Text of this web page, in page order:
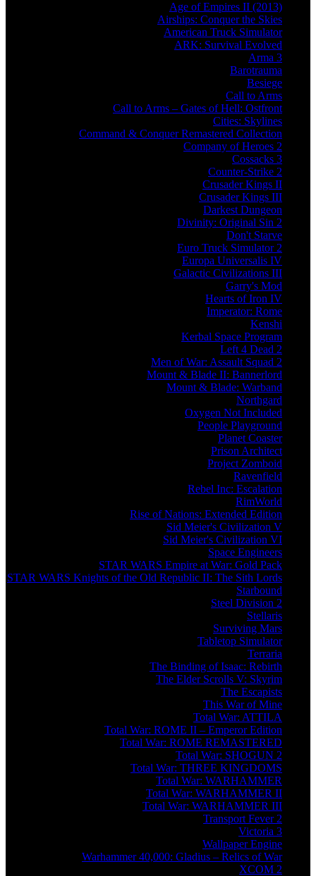
Age of Empires II (2013)
Airships: Conquer the Skies
American Truck Simulator
ARK: Survival Evolved
Arma 3
Barotrauma
Besiege
Call to Arms
Call to Arms – Gates of Hell: Ostfront
Cities: Skylines
Command & Conquer Remastered Collection
Company of Heroes 2
Cossacks 3
Counter-Strike 2
Crusader Kings II
Crusader Kings III
Darkest Dungeon
Divinity: Original Sin 2
Don't Starve
Euro Truck Simulator 2
Europa Universalis IV
Galactic Civilizations III
Garry's Mod
Hearts of Iron IV
Imperator: Rome
Kenshi
Kerbal Space Program
Left 4 Dead 2
Men of War: Assault Squad 2
Mount & Blade II: Bannerlord
Mount & Blade: Warband
Northgard
Oxygen Not Included
People Playground
Planet Coaster
Prison Architect
Project Zomboid
Ravenfield
Rebel Inc: Escalation
RimWorld
Rise of Nations: Extended Edition
Sid Meier's Civilization V
Sid Meier's Civilization VI
Space Engineers
STAR WARS Empire at War: Gold Pack
STAR WARS Knights of the Old Republic II: The Sith Lords
Starbound
Steel Division 2
Stellaris
Surviving Mars
Tabletop Simulator
Terraria
The Binding of Isaac: Rebirth
The Elder Scrolls V: Skyrim
The Escapists
This War of Mine
Total War: ATTILA
Total War: ROME II – Emperor Edition
Total War: ROME REMASTERED
Total War: SHOGUN 2
Total War: THREE KINGDOMS
Total War: WARHAMMER
Total War: WARHAMMER II
Total War: WARHAMMER III
Transport Fever 2
Victoria 3
Wallpaper Engine
Warhammer 40,000: Gladius – Relics of War
XCOM 2